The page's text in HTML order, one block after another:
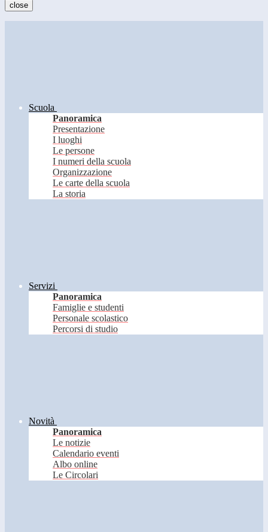
close
Scuola
Panoramica
Presentazione
I luoghi
Le persone
I numeri della scuola
Organizzazione
Le carte della scuola
La storia
Servizi
Panoramica
Famiglie e studenti
Personale scolastico
Percorsi di studio
Novità
Panoramica
Le notizie
Calendario eventi
Albo online
Le Circolari